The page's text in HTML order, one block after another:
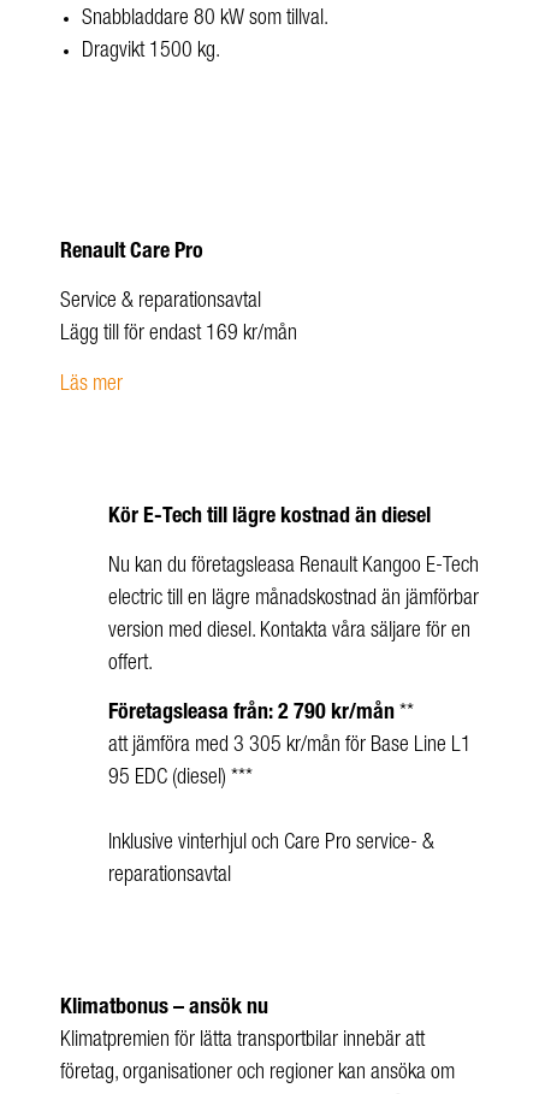
Snabbladdare 80 kW som tillval.
Dragvikt 1500 kg.
Renault Care Pro
Service & reparationsavtal
Lägg till för endast 169 kr/mån
Läs mer
Kör E-Tech till lägre kostnad än diesel
Nu kan du företagsleasa Renault Kangoo E-Tech
electric till en lägre månadskostnad än jämförbar
version med diesel. Kontakta våra säljare för en
offert.
Företagsleasa från: 2 790 kr/mån **
att jämföra med 3 305 kr/mån för Base Line L1
95 EDC (diesel) ***
Inklusive vinterhjul och Care Pro service- &
reparationsavtal
Klimatbonus – ansök nu
Klimatpremien för lätta transportbilar innebär att
företag, organisationer och regioner kan ansöka om